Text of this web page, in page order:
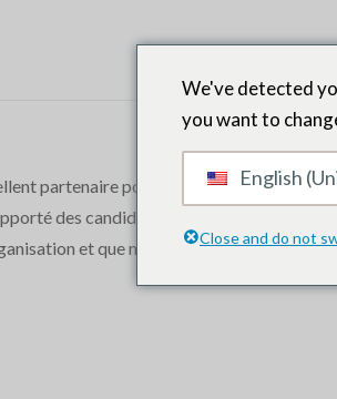
partenaire pour aider à trouver un
des candidats très qualifiés parmi
et que nous n'aurions jamais
We've detected
you want to
English
Close and do not